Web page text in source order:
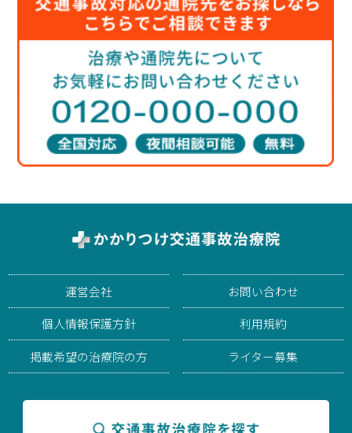
運営会社
個人情報保護方針
掲載希望の治療院の方
お問い合わせ
利用規約
ライター募集